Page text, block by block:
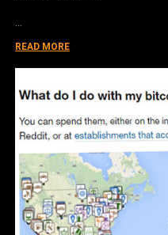
READ MORE